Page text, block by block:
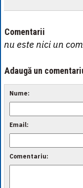
Comentarii
nu este nici un
Adaugă un
Nume:
Email:
Comentariu: